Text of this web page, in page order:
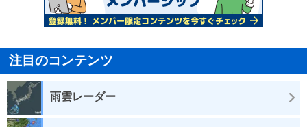
注目のコンテンツ
雨雲レーダー